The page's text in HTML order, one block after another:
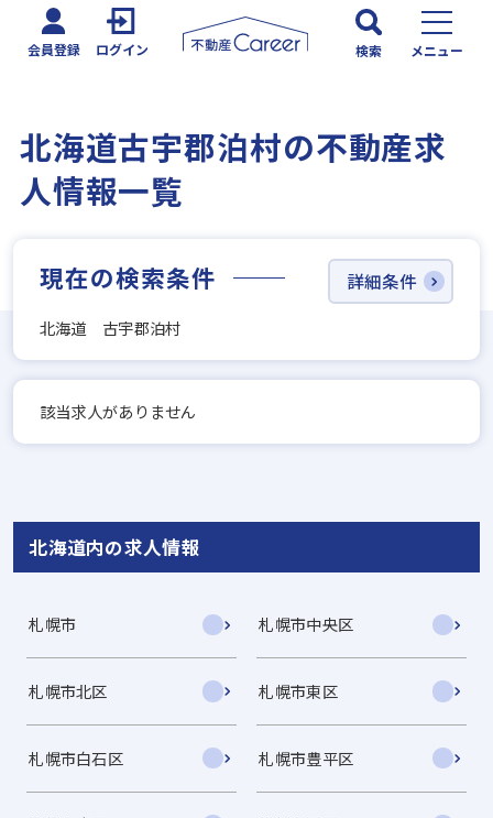
会員登録 ログイン 検索 メニュー
北海道古宇郡泊村の不動産求
人情報一覧
現在の検索条件
北海道 古宇郡泊村
詳細条件
該当求人がありません
北海道内の求人情報
札幌市 札幌市中央区
札幌市北区 札幌市東区
札幌市白石区 札幌市豊平区